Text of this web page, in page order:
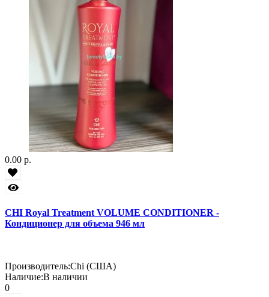
0.00 р.
CHI Royal Treatment VOLUME CONDITIONER -
Кондиционер для объема 946 мл
Производитель:Chi (США)
Наличие:В наличии
0